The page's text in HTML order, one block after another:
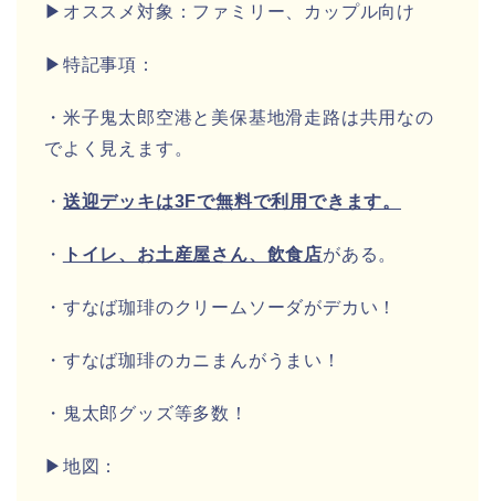
▶オススメ対象：ファミリー、カップル向け
▶特記事項：
・米子鬼太郎空港と美保基地滑走路は共用なの
でよく見えます。
・ 送迎デッキは3Fで無料で利用できます。
・ トイレ、お土産屋さん、飲食店がある。
・すなば珈琲のクリームソーダがデカい！
・すなば珈琲のカニまんがうまい！
・鬼太郎グッズ等多数！
▶地図：